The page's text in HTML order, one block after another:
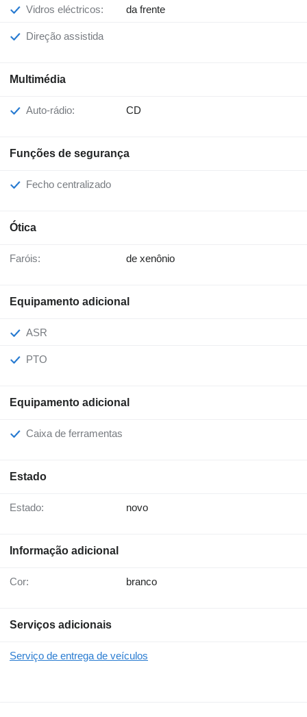
Vidros eléctricos: da frente
Direção assistida
Multimédia
Auto-rádio: CD
Funções de segurança
Fecho centralizado
Ótica
Faróis: de xenônio
Equipamento adicional
ASR
PTO
Equipamento adicional
Caixa de ferramentas
Estado
Estado: novo
Informação adicional
Cor: branco
Serviços adicionais
Serviço de entrega de veículos